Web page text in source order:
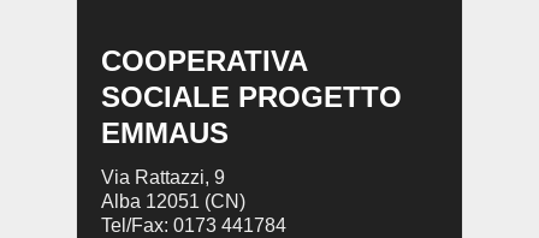
COOPERATIVA
SOCIALE PROGETTO
EMMAUS
Via Rattazzi, 9
Alba 12051 (CN)
Tel/Fax: 0173 441784